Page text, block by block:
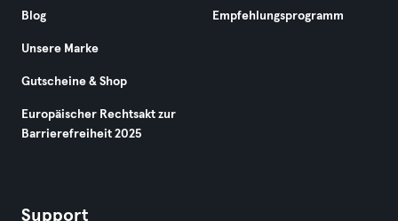
Blog
Unsere Marke
Gutscheine & Shop
Europäischer Rechtsakt zur
Barrierefreiheit 2025
Empfehlungsprogramm
Support